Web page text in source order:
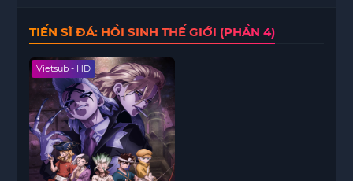
TIẾN SĨ ĐÁ: HỒI SINH THẾ GIỚI (PHẦN 4)
Vietsub - HD